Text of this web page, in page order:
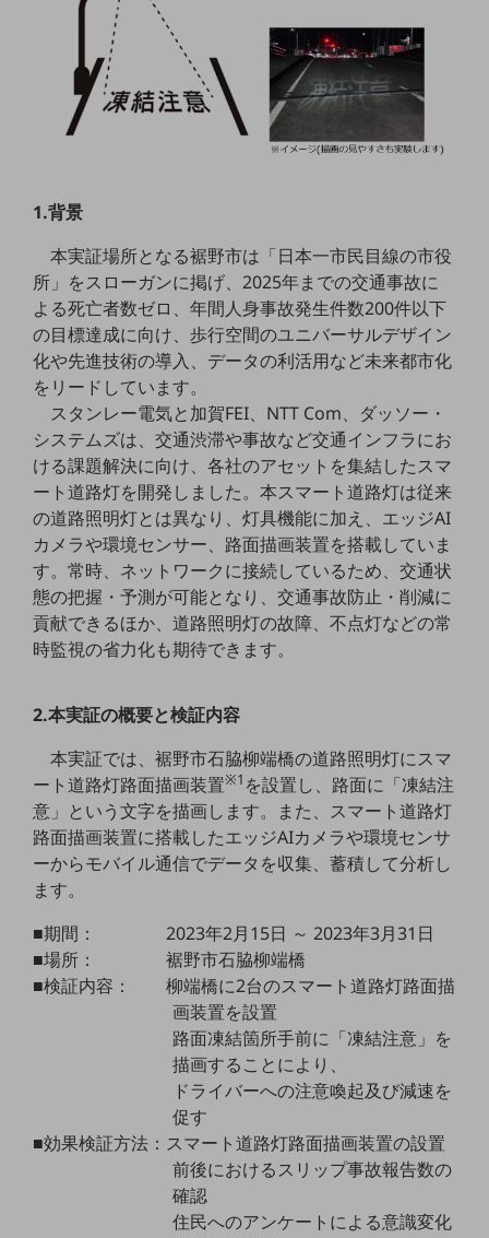
業務支援・マーケティング
災害対策・BCP
課題・ニーズで探す
課題・ニーズで探すTOP
コミュニケーション・情報共有
業務効率化
災害対策
職場環境整備
地域共創・地方創生
セキュリティ対策
遠隔監視
顧客体験（CX）改善
自動化・省電化
人材不足解消
業種・業態で探す
業種・業態で探すTOP
自治体
医療・介護
モビリティ
製造・建設業
キーワードで探す
モバイルTOP
法人向けスマホ・携帯に関する、
おすすめの機種、料金やサービスをご紹介
ビジネス向けスマートフォン
タフネススマートフォン
1.背景
本実証場所となる裾野市は「日本一市民目線の市役
所」をスローガンに掲げ、2025年までの交通事故に
よる死亡者数ゼロ、年間人身事故発生件数200件以下
の目標達成に向け、歩行空間のユニバーサルデザイン
化や先進技術の導入、データの利活用など未来都市化
をリードしています。
スタンレー電気と加賀FEI、NTT Com、ダッソー・
システムズは、交通渋滞や事故など交通インフラにお
ける課題解決に向け、各社のアセットを集結したスマ
ート道路灯を開発しました。本スマート道路灯は従来
の道路照明灯とは異なり、灯具機能に加え、エッジAI
カメラや環境センサー、路面描画装置を搭載していま
す。常時、ネットワークに接続しているため、交通状
態の把握・予測が可能となり、交通事故防止・削減に
貢献できるほか、道路照明灯の故障、不点灯などの常
時監視の省力化も期待できます。
2.本実証の概要と検証内容
本実証では、裾野市石脇柳端橋の道路照明灯にスマ
ート道路灯路面描画装置※1 を設置し、路面に「凍結注
意」という文字を描画します。また、スマート道路灯
路面描画装置に搭載したエッジAIカメラや環境センサ
ーからモバイル通信でデータを収集、蓄積して分析し
ます。
■期間： 2023年2月15日 ～ 2023年3月31日
■場所： 裾野市石脇柳端橋
■検証内容： 柳端橋に2台のスマート道路灯路面描
画装置を設置
路面凍結箇所手前に「凍結注意」を
描画することにより、
ドライバーへの注意喚起及び減速を
促す
■効果検証方法：スマート道路灯路面描画装置の設置
前後におけるスリップ事故報告数の
確認
住民へのアンケートによる意識変化